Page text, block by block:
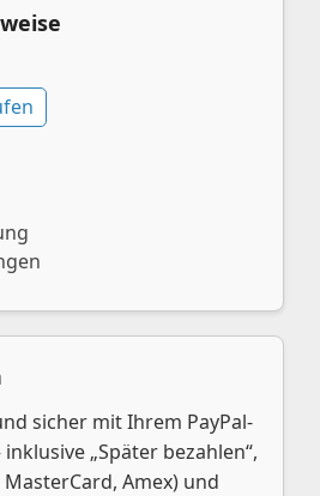
sicher mit Ihrem PayPal-
„Später bezahlen“,
Amex) und